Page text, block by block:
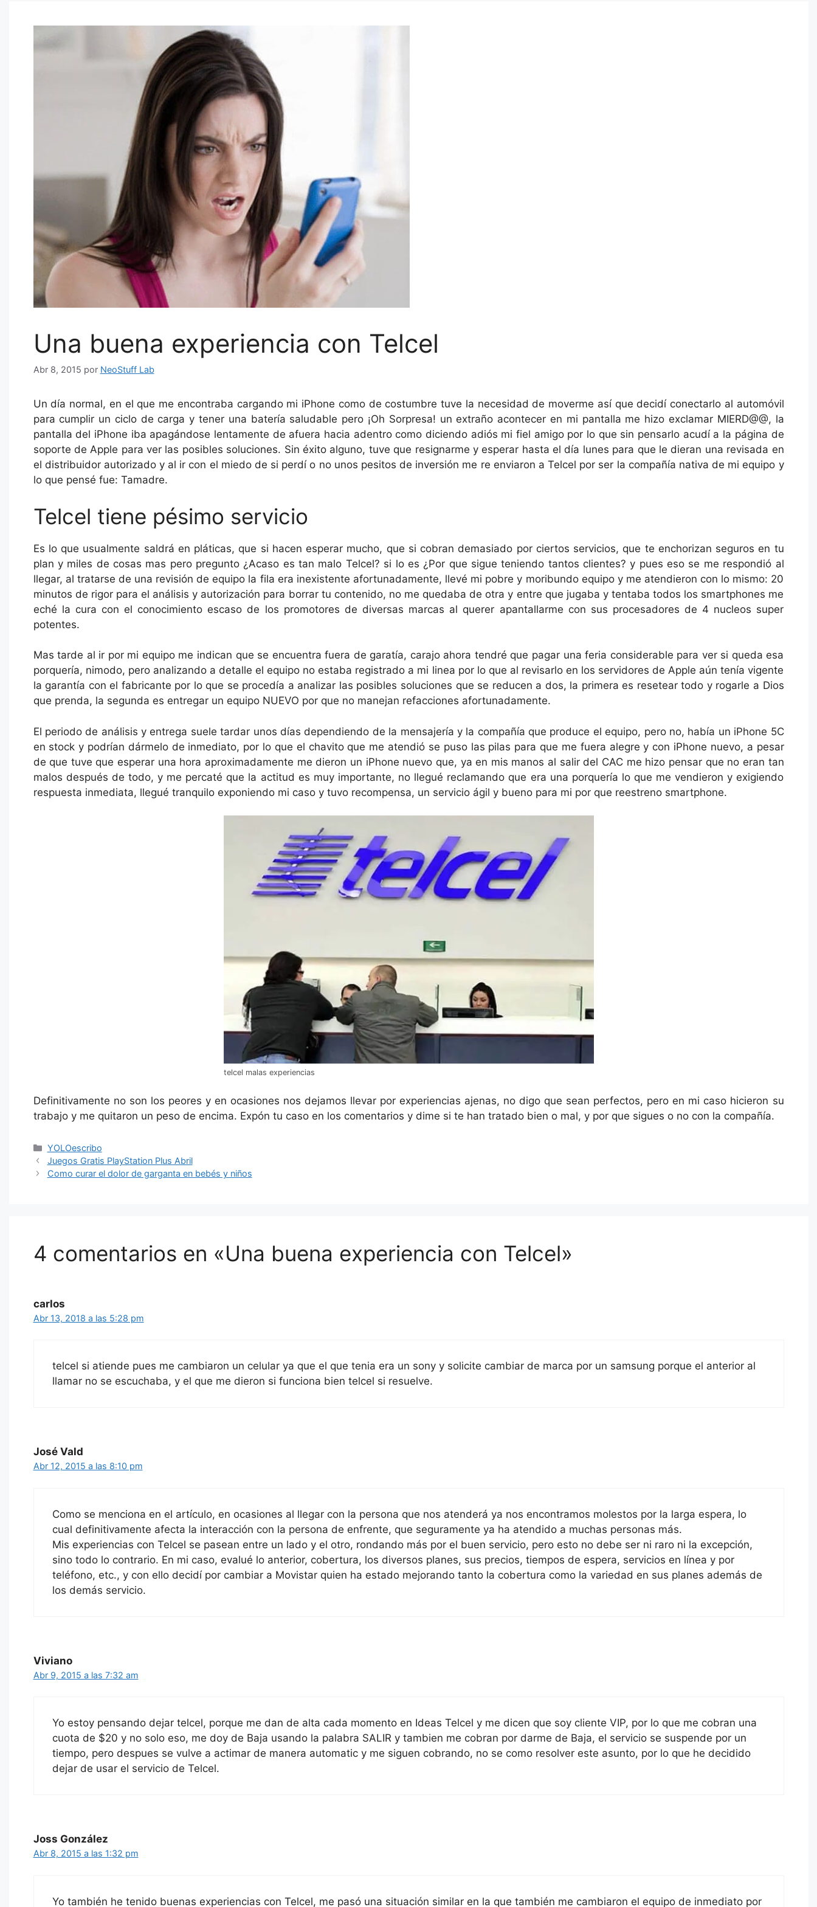
Una buena experiencia con Telcel
Abr 8, 2015 por NeoStuff Lab
Un día normal, en el que me encontraba cargando mi iPhone como de costumbre tuve la necesidad de moverme así que decidí conectarlo al automóvil
para cumplir un ciclo de carga y tener una batería saludable pero ¡Oh Sorpresa! un extraño acontecer en mi pantalla me hizo exclamar MIERD@@, la
pantalla del iPhone iba apagándose lentamente de afuera hacia adentro como diciendo adiós mi fiel amigo por lo que sin pensarlo acudí a la página de
soporte de Apple para ver las posibles soluciones. Sin éxito alguno, tuve que resignarme y esperar hasta el día lunes para que le dieran una revisada en
el distribuidor autorizado y al ir con el miedo de si perdí o no unos pesitos de inversión me re enviaron a Telcel por ser la compañía nativa de mi equipo y
lo que pensé fue: Tamadre.
Telcel tiene pésimo servicio
Es lo que usualmente saldrá en pláticas, que si hacen esperar mucho, que si cobran demasiado por ciertos servicios, que te enchorizan seguros en tu
plan y miles de cosas mas pero pregunto ¿Acaso es tan malo Telcel? si lo es ¿Por que sigue teniendo tantos clientes? y pues eso se me respondió al
llegar, al tratarse de una revisión de equipo la fila era inexistente afortunadamente, llevé mi pobre y moribundo equipo y me atendieron con lo mismo: 20
minutos de rigor para el análisis y autorización para borrar tu contenido, no me quedaba de otra y entre que jugaba y tentaba todos los smartphones me
eché la cura con el conocimiento escaso de los promotores de diversas marcas al querer apantallarme con sus procesadores de 4 nucleos super
potentes.
Mas tarde al ir por mi equipo me indican que se encuentra fuera de garatía, carajo ahora tendré que pagar una feria considerable para ver si queda esa
porquería, nimodo, pero analizando a detalle el equipo no estaba registrado a mi linea por lo que al revisarlo en los servidores de Apple aún tenía vigente
la garantía con el fabricante por lo que se procedía a analizar las posibles soluciones que se reducen a dos, la primera es resetear todo y rogarle a Dios
que prenda, la segunda es entregar un equipo NUEVO por que no manejan refacciones afortunadamente.
El periodo de análisis y entrega suele tardar unos días dependiendo de la mensajería y la compañía que produce el equipo, pero no, había un iPhone 5C
en stock y podrían dármelo de inmediato, por lo que el chavito que me atendió se puso las pilas para que me fuera alegre y con iPhone nuevo, a pesar
de que tuve que esperar una hora aproximadamente me dieron un iPhone nuevo que, ya en mis manos al salir del CAC me hizo pensar que no eran tan
malos después de todo, y me percaté que la actitud es muy importante, no llegué reclamando que era una porquería lo que me vendieron y exigiendo
respuesta inmediata, llegué tranquilo exponiendo mi caso y tuvo recompensa, un servicio ágil y bueno para mi por que reestreno smartphone.
telcel malas experiencias
Definitivamente no son los peores y en ocasiones nos dejamos llevar por experiencias ajenas, no digo que sean perfectos, pero en mi caso hicieron su
trabajo y me quitaron un peso de encima. Expón tu caso en los comentarios y dime si te han tratado bien o mal, y por que sigues o no con la compañía.
Categorías
YOLOescribo
Juegos Gratis PlayStation Plus Abril
Como curar el dolor de garganta en bebés y niños
4 comentarios en «Una buena experiencia con Telcel»
carlos
Abr 13, 2018 a las 5:28 pm
telcel si atiende pues me cambiaron un celular ya que el que tenia era un sony y solicite cambiar de marca por un samsung porque el anterior al
llamar no se escuchaba, y el que me dieron si funciona bien telcel si resuelve.
José Vald
Abr 12, 2015 a las 8:10 pm
Como se menciona en el artículo, en ocasiones al llegar con la persona que nos atenderá ya nos encontramos molestos por la larga espera, lo
cual definitivamente afecta la interacción con la persona de enfrente, que seguramente ya ha atendido a muchas personas más.
Mis experiencias con Telcel se pasean entre un lado y el otro, rondando más por el buen servicio, pero esto no debe ser ni raro ni la excepción,
sino todo lo contrario. En mi caso, evalué lo anterior, cobertura, los diversos planes, sus precios, tiempos de espera, servicios en línea y por
teléfono, etc., y con ello decidí por cambiar a Movistar quien ha estado mejorando tanto la cobertura como la variedad en sus planes además de
los demás servicio.
Viviano
Abr 9, 2015 a las 7:32 am
Yo estoy pensando dejar telcel, porque me dan de alta cada momento en Ideas Telcel y me dicen que soy cliente VIP, por lo que me cobran una
cuota de $20 y no solo eso, me doy de Baja usando la palabra SALIR y tambien me cobran por darme de Baja, el servicio se suspende por un
tiempo, pero despues se vulve a actimar de manera automatic y me siguen cobrando, no se como resolver este asunto, por lo que he decidido
dejar de usar el servicio de Telcel.
Joss González
Abr 8, 2015 a las 1:32 pm
Yo también he tenido buenas experiencias con Telcel, me pasó una situación similar en la que también me cambiaron el equipo de inmediato por